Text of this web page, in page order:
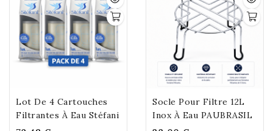
Lot De 4 Cartouches
Filtrantes À Eau Stéfani
Socle Pour Filtre 12L
Inox À Eau PAUBRASIL